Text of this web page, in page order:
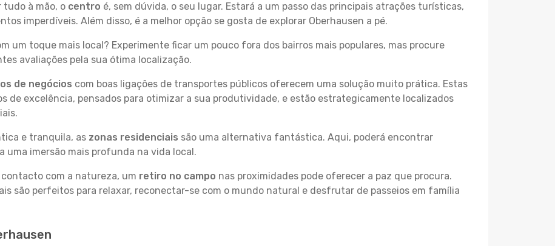
à mão, o centro é, sem dúvida, o seu lugar. Estará a um passo das principais atrações turísticas,
imperdíveis. Além disso, é a melhor opção se gosta de explorar Oberhausen a pé.
um toque mais local? Experimente ficar um pouco fora dos bairros mais populares, mas procure
avaliações pela sua ótima localização.
de negócios com boas ligações de transportes públicos oferecem uma solução muito prática. Estas
de excelência, pensados para otimizar a sua produtividade, e estão estrategicamente localizados
e tranquila, as zonas residenciais são uma alternativa fantástica. Aqui, poderá encontrar
uma imersão mais profunda na vida local.
com a natureza, um retiro no campo nas proximidades pode oferecer a paz que procura.
são perfeitos para relaxar, reconectar-se com o mundo natural e desfrutar de passeios em família